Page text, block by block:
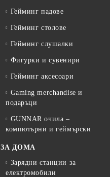
Гейминг падове
Гейминг столове
Гейминг слушалки
Фигурки и сувенири
Гейминг аксесоари
Gaming merchandise и
подаръци
GUNNAR очила –
компютърни и геймърски
ЗА ДОМА
Зарядни станции за
електромобили